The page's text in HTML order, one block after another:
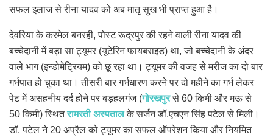
सफल इलाज से रीना यादव को अब मातृ सुख भी प्राप्त हुआ है।
देवरिया के करमेल बनरही, पोस्ट रूद्रपुर की रहने वाली रीना यादव की
बच्चेदानी में बड़ा सा ट्यूमर (यूटेरिन फायबराइड) था, जो बच्चेदानी के अंदर
वाले भाग (इन्डोमेट्रियम) को छू रहा था। ट्यूमर की वजह से मरीज का दो बार
गर्भपात हो चुका था। तीसरी बार गर्भधारण करने पर दो महीने का गर्भ लेकर
पेट में असहनीय दर्द होने पर बड़हलगंज (गोरखपुरसे 60 किमी और मऊ से
50 किमी) स्थितरामरती अस्पतालके सर्जन डॉ.एचएन सिंह पटेल से मिली।
डॉ. पटेल ने 20 अप्रैल को ट्यूमर का सफल ऑपरेशन किया और नियमित